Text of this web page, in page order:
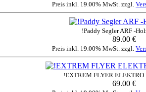
Preis inkl. 19.00% MwSt. zzgl.
!Paddy Segler ARF -
89.00 €
Preis inkl. 19.00% MwSt. zzgl.
!EXTREM FLYER ELEKTRO
69.00 €